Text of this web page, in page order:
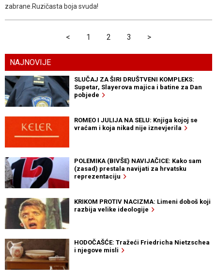
zabrane.Ruzičasta boja svuda!
< 1 2 3 >
NAJNOVIJE
SLUČAJ ZA ŠIRI DRUŠTVENI KOMPLEKS:
Supetar, Slayerova majica i batine za Dan
pobjede
ROMEO I JULIJA NA SELU: Knjiga kojoj se
vraćam i koja nikad nije iznevjerila
POLEMIKA (BIVŠE) NAVIJAČICE: Kako sam
(zasad) prestala navijati za hrvatsku
reprezentaciju
KRIKOM PROTIV NACIZMA: Limeni doboš koji
razbija velike ideologije
HODOČAŠĆE: Tražeći Friedricha Nietzschea
i njegove misli